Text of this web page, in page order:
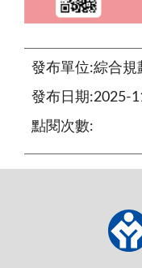
發布單位:綜合規
發布日期:2025-
點閱次數: